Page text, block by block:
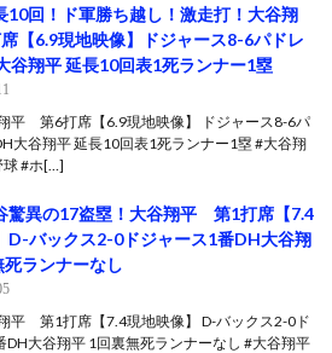
10回！ド軍勝ち越し！激走打！大谷翔
【6.9現地映像】ドジャース8-6パドレ
谷翔平 延長10回表1死ランナー1塁
平 第6打席【6.9現地映像】 ドジャース8-6パ
大谷翔平 延長10回表1死ランナー1塁 #大谷翔
球 #ホ[…]
驚異の17盗塁！大谷翔平 第1打席【7.4
D-バックス2-0ドジャース1番DH大谷翔
ランナーなし
平 第1打席【7.4現地映像】 D-バックス2-0ド
DH大谷翔平 1回裏無死ランナーなし #大谷翔平